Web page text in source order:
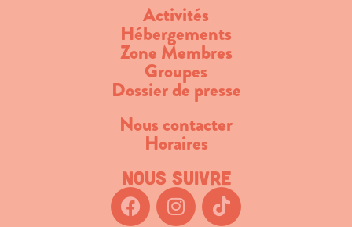
Activités
Hébergements
Zone Membres
Groupes
Dossier de presse
Nous contacter
Horaires
Nous suivre